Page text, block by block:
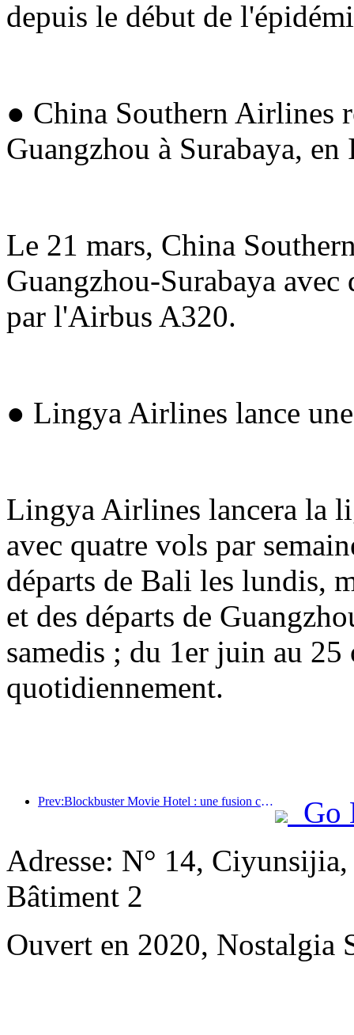
depuis le début de
● China Southern Airlines
Guangzhou à Surabaya, en
Le 21 mars, China
Guangzhou-Surabaya avec
par l'Airbus A320.
● Lingya Airlines lance
Lingya Airlines lancera la
avec quatre vols par
départs de Bali les lundis,
et des départs de
samedis ; du 1er juin au
quotidiennement.
Prev:Blockbuster Movie Hotel : une fusion créative de la culture cinématographique et de l'expérience d'hébergement
Go
Adresse: N° 14,
Bâtiment 2
Ouvert en 2020, Nostalgia